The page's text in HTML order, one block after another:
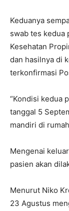
Keduanya
swab tes kedua
Kesehatan
dan hasilnya di
terkonfirmasi
“Kondisi kedua
tanggal 5
mandiri di
Mengenai
pasien akan
Menurut Niko
23 Agustus